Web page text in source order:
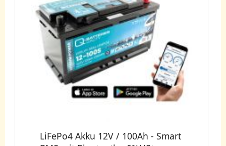
LiFePo4 Akku 12V / 100Ah - Smart